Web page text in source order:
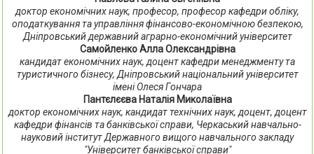
доктор економічних наук, професор, професор кафедри обліку,
оподаткування та управління фінансово-економічною безпекою,
Дніпровський державний аграрно-економічний університет
Самойленко Алла Олександрівна
кандидат економічних наук, доцент кафедри менеджменту та
туристичного бізнесу, Дніпровський національний університет
імені Олеся Гончара
Пантєлєєва Наталія Миколаївна
доктор економічних наук, кандидат технічних наук, доцент, доцент
кафедри фінансів та банківської справи, Черкаський навчально-
науковий інститут Державного вищого навчального закладу
"Університет банківської справи"